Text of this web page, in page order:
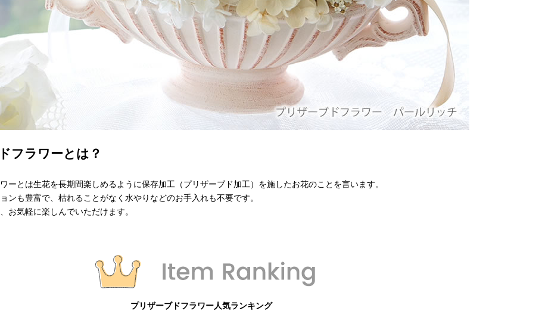
フラワーとは？
ーとは生花を長期間楽しめるように保存加工（プリザーブド加工）を施したお花のことを言います。
ンも豊富で、枯れることがなく水やりなどのお手入れも不要です。
お気軽に楽しんでいただけます。
プリザーブドフラワー人気ランキング